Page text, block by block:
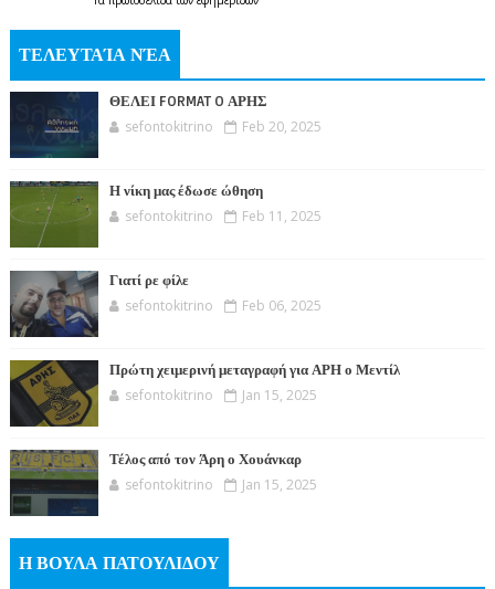
ΤΕΛΕΥΤΑΊΑ ΝΈΑ
ΘΕΛΕΙ FORMAT O ΑΡΗΣ
sefontokitrino Feb 20, 2025
Η νίκη μας έδωσε ώθηση
sefontokitrino Feb 11, 2025
Γιατί ρε φίλε
sefontokitrino Feb 06, 2025
Πρώτη χειμερινή μεταγραφή για ΑΡΗ ο Μεντίλ
sefontokitrino Jan 15, 2025
Τέλος από τον Άρη ο Χουάνκαρ
sefontokitrino Jan 15, 2025
Η ΒΟΥΛΑ ΠΑΤΟΥΛΙΔΟΥ